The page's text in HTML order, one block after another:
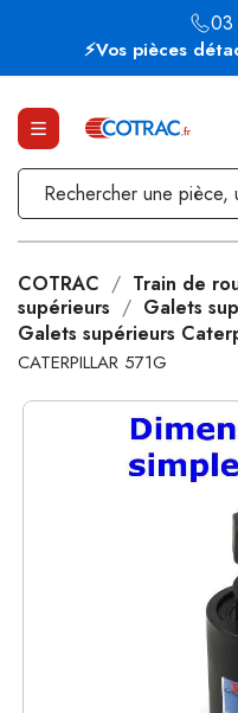
⚡Vos pièces
03
COTRAC Train de
supérieurs
Galets
Galets supérieurs
CATERPILLAR 571G